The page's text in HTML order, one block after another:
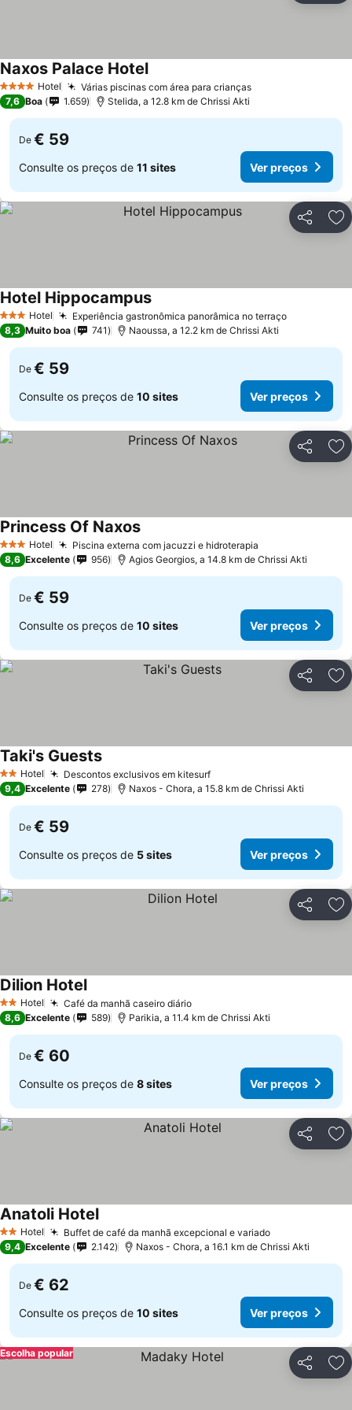
4 EstrelasHotel Várias piscinas com área para crianças
Naxos Palace Hotel
7,6 Boa 1.659 Stelida, a 12.8 km de Chrissi Akti
De € 59
Consulte os preços de 11 sites Ver preços
Partilhar
3 EstrelasHotel Experiência gastronômica panorâmica no terraço
Hotel Hippocampus
8,3 Muito boa 741 Naoussa, a 12.2 km de Chrissi Akti
De € 59
Consulte os preços de 10 sites Ver preços
Partilhar
3 EstrelasHotel Piscina externa com jacuzzi e hidroterapia
Princess Of Naxos
8,6 Excelente 956 Agios Georgios, a 14.8 km de Chrissi Akti
De € 59
Consulte os preços de 10 sites Ver preços
Partilhar
2 Estrelas
Hotel Descontos exclusivos em kitesurf
Taki's Guests
9,4 Excelente 278 Naxos - Chora, a 15.8 km de Chrissi Akti
De € 59
Consulte os preços de 5 sites Ver preços
Partilhar
2 Estrelas
Hotel Café da manhã caseiro diário
Dilion Hotel
8,6 Excelente 589 Parikia, a 11.4 km de Chrissi Akti
De € 60
Consulte os preços de 8 sites Ver preços
Partilhar
2 Estrelas
Hotel Buffet de café da manhã excepcional e variado
Anatoli Hotel
9,4 Excelente 2.142 Naxos - Chora, a 16.1 km de Chrissi Akti
De € 62
Consulte os preços de 10 sites Ver preços
Partilhar
Escolha popular